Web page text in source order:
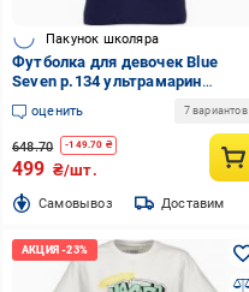
Пакунок школяра
Футболка для девочек Blue
Seven р.134 ультрамарин
702409-00/5680
оценить 7 вариантов
648.70 -149.70 ₴
499 ₴/шт.
Cамовывоз Доставим